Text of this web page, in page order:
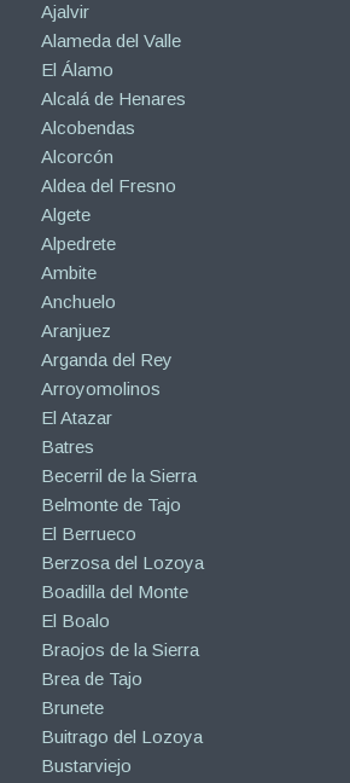
Ajalvir
Alameda del Valle
El Álamo
Alcalá de Henares
Alcobendas
Alcorcón
Aldea del Fresno
Algete
Alpedrete
Ambite
Anchuelo
Aranjuez
Arganda del Rey
Arroyomolinos
El Atazar
Batres
Becerril de la Sierra
Belmonte de Tajo
El Berrueco
Berzosa del Lozoya
Boadilla del Monte
El Boalo
Braojos de la Sierra
Brea de Tajo
Brunete
Buitrago del Lozoya
Bustarviejo